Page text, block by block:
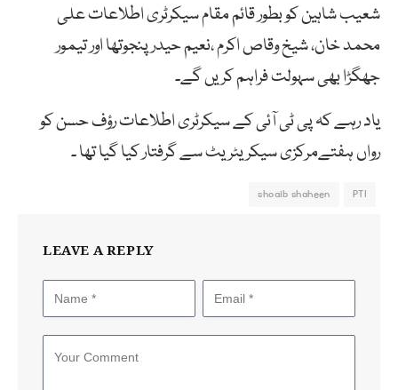
شعیب شاہین کو بطور قائم مقام سیکرٹری اطلاعات علی
محمد خان، شیخ وقاص اکرم ،نعیم حیدر پنجوتھا اور تیمور
جھگڑا بھی سہولت فراہم کریں گے۔
یاد رہے کہ پی ٹی آئی کے سیکرٹری اطلاعات رؤف حسن کو
رواں ہفتےمرکزی سیکریٹریٹ سے گرفتار کیا گیا تھا ۔
PTI
shoaib shaheen
LEAVE A REPLY